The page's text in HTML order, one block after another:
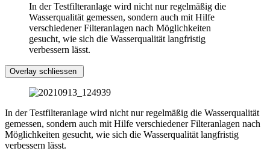
In der Testfilteranlage wird nicht nur regelmäßig die
Wasserqualität gemessen, sondern auch mit Hilfe
verschiedener Filteranlagen nach Möglichkeiten
gesucht, wie sich die Wasserqualität langfristig
verbessern lässt.
Overlay schliessen
In der Testfilteranlage wird nicht nur regelmäßig die Wasserqualität
gemessen, sondern auch mit Hilfe verschiedener Filteranlagen nach
Möglichkeiten gesucht, wie sich die Wasserqualität langfristig
verbessern lässt.